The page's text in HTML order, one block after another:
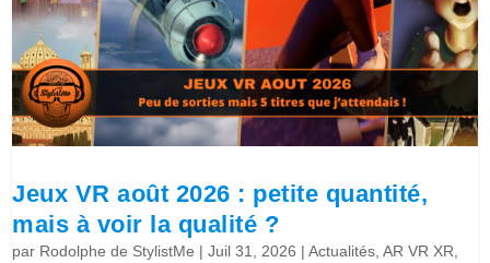
Jeux VR août 2026 : petite quantité,
mais à voir la qualité ?
par Rodolphe de StylistMe |Juil 31, 2026 |Actualités ,AR VR XR